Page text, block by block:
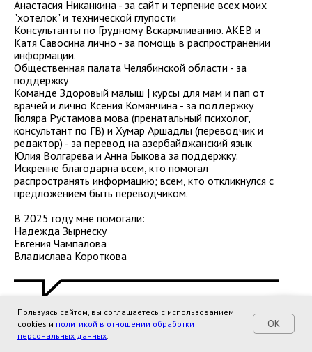
Анастасия Никанкина - за сайт и терпение всех моих
"хотелок" и технической глупости
Консультанты по Грудному Вскармливанию. АКЕВ и
Катя Савосина лично - за помощь в распространении
информации.
Общественная палата Челябинской области - за
поддержку
Команде Здоровый малыш | курсы для мам и пап от
врачей и лично Ксения Комянчина - за поддержку
Гюляра Рустамова мова (пренатальный психолог,
консультант по ГВ) и Хумар Аршадлы (переводчик и
редактор) - за перевод на азербайджанский язык
Юлия Волгарева и Анна Быкова за поддержку.
Искренне благодарна всем, кто помогал
распространять информацию; всем, кто откликнулся с
предложением быть переводчиком.
В 2025 году мне помогали:
Надежда Зырнеску
Евгения Чампалова
Владислава Короткова
Маргарита Дик
Пользуясь сайтом, вы соглашаетесь с использованием
cookies и политикой в отношении обработки
персональных данных.
OK